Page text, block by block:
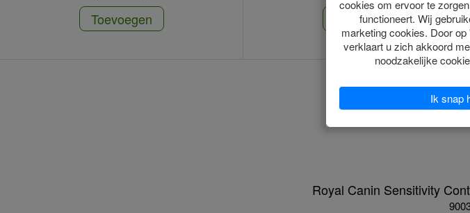
Toevoegen Toevoegen
Royal Canin Sensitivity